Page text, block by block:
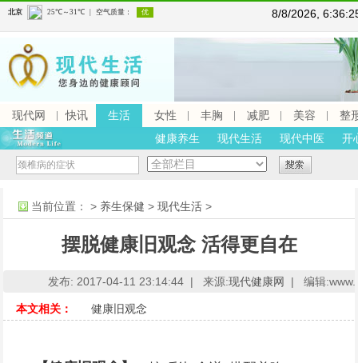
8/8/2026,
现代网 快讯 生活 女性 丰胸 减肥 美容
整
健康养生
现代生活 现代中医 开
当前位置： > 养生保健 >现代生活 >
摆脱健康旧观念 活得更自在
发布: 2017-04-11 23:14:44 | 来源:现代健康网 | 编辑
本文相关： 健康旧观念